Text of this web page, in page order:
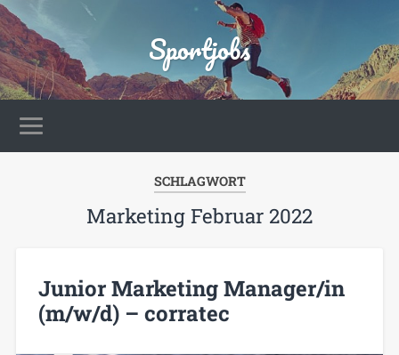
Sportjobs
SCHLAGWORT
Marketing Februar 2022
Junior Marketing Manager/in
(m/w/d) – corratec